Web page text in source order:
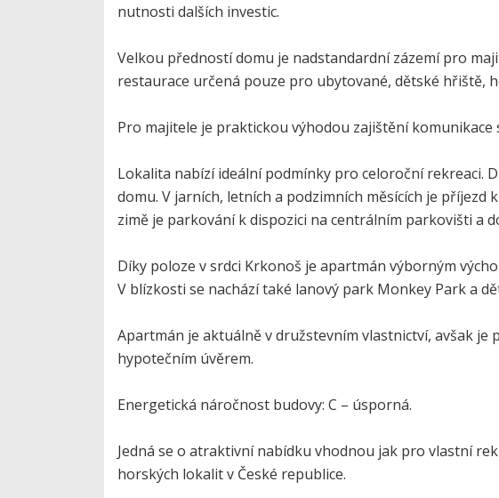
nutnosti dalších investic.
Velkou předností domu je nadstandardní zázemí pro
restaurace určená pouze pro ubytované, dětské hřiště,
Pro majitele je praktickou výhodou zajištění
Lokalita nabízí ideální podmínky pro celoroční rekreaci.
domu. V jarních, letních a podzimních měsících je
zimě je parkování k dispozici na centrálním parkovišti a
Díky poloze v srdci Krkonoš je apartmán výborným
V blízkosti se nachází také lanový park Monkey Park a
Apartmán je aktuálně v družstevním vlastnictví, avšak
hypotečním úvěrem.
Energetická náročnost budovy: C – úsporná.
Jedná se o atraktivní nabídku vhodnou jak pro vlastní
horských lokalit v České republice.